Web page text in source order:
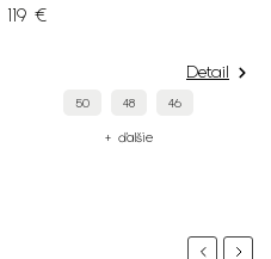
119 €
Detail
50 48 46
+ ďalšie
PreviousNext